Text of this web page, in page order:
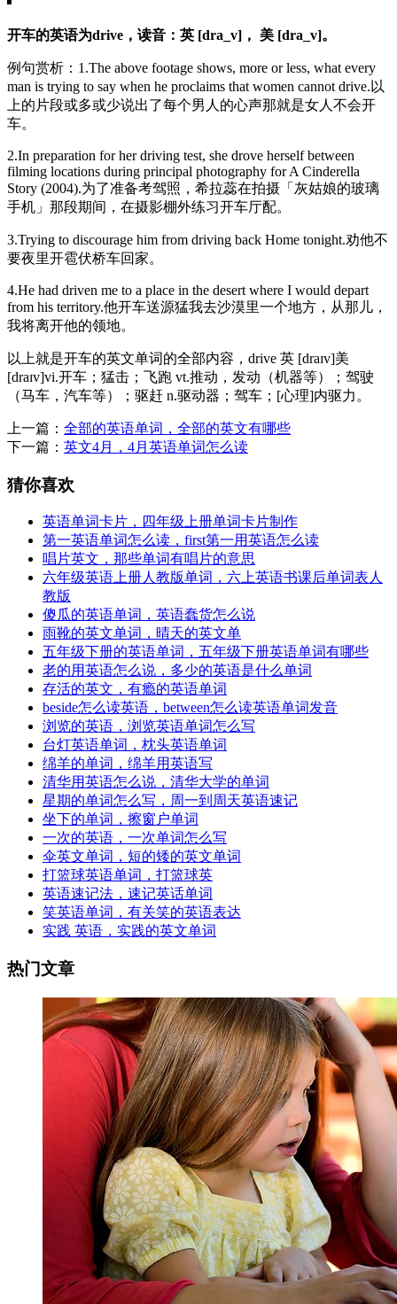
开车的英语为drive，读音：英 [dra_v]， 美 [dra_v]。
例句赏析：1.The above footage shows, more or less, what every
man is trying to say when he proclaims that women cannot drive.以
上的片段或多或少说出了每个男人的心声那就是女人不会开
车。
2.In preparation for her driving test, she drove herself between
filming locations during principal photography for A Cinderella
Story (2004).为了准备考驾照，希拉蕊在拍摄「灰姑娘的玻璃
手机」那段期间，在摄影棚外练习开车厅配。
3.Trying to discourage him from driving back Home tonight.劝他不
要夜里开雹伏桥车回家。
4.He had driven me to a place in the desert where I would depart
from his territory.他开车送源猛我去沙漠里一个地方，从那儿，
我将离开他的领地。
以上就是开车的英文单词的全部内容，drive 英 [draɪv]美
[draɪv]vi.开车；猛击；飞跑 vt.推动，发动（机器等）；驾驶
（马车，汽车等）；驱赶 n.驱动器；驾车；[心理]内驱力。
上一篇： 全部的英语单词，全部的英文有哪些
下一篇： 英文4月，4月英语单词怎么读
猜你喜欢
英语单词卡片，四年级上册单词卡片制作
第一英语单词怎么读，first第一用英语怎么读
唱片英文，那些单词有唱片的意思
六年级英语上册人教版单词，六上英语书课后单词表人
教版
傻瓜的英语单词，英语蠢货怎么说
雨靴的英文单词，晴天的英文单
五年级下册的英语单词，五年级下册英语单词有哪些
老的用英语怎么说，多少的英语是什么单词
存活的英文，有瘾的英语单词
beside怎么读英语，between怎么读英语单词发音
浏览的英语，浏览英语单词怎么写
台灯英语单词，枕头英语单词
绵羊的单词，绵羊用英语写
清华用英语怎么说，清华大学的单词
星期的单词怎么写，周一到周天英语速记
坐下的单词，擦窗户单词
一次的英语，一次单词怎么写
伞英文单词，短的矮的英文单词
打篮球英语单词，打篮球英
英语速记法，速记英话单词
笑英语单词，有关笑的英语表达
实践 英语，实践的英文单词
热门文章